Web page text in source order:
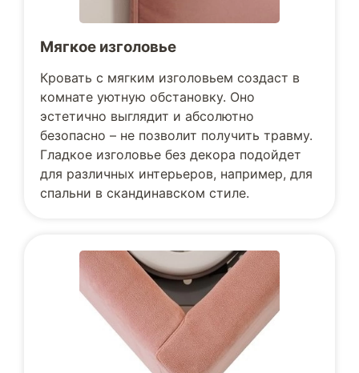
Мягкое изголовье
Кровать с мягким изголовьем создаст в
комнате уютную обстановку. Оно
эстетично выглядит и абсолютно
безопасно – не позволит получить травму.
Гладкое изголовье без декора подойдет
для различных интерьеров, например, для
спальни в скандинавском стиле.